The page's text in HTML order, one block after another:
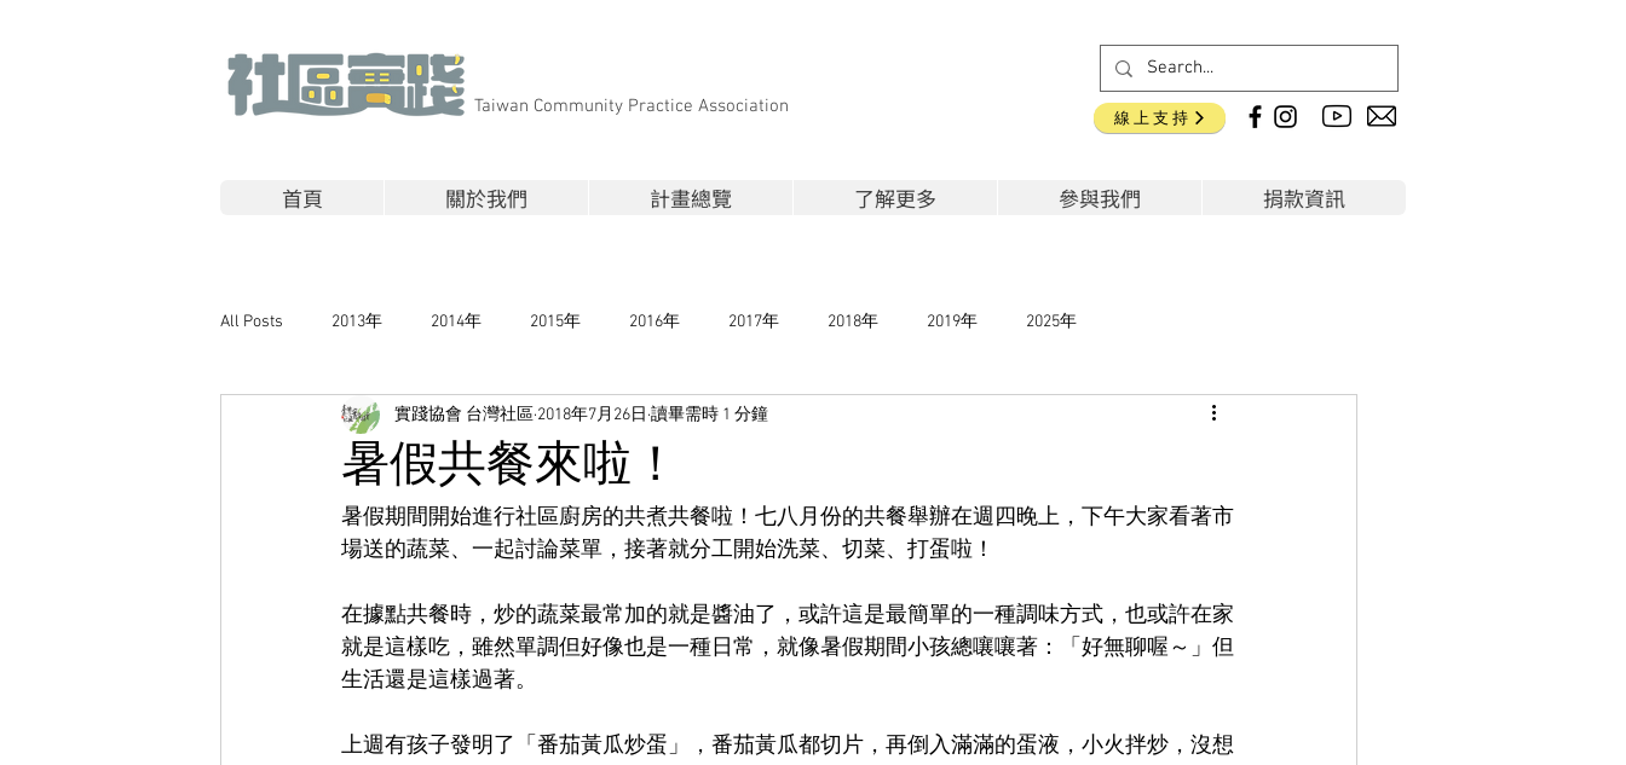
​Taiwan Community Practice Association 線上支持
首頁 關於我們 計畫總覽 了解更多 參與我們 捐款資訊
All Posts 2013年 2014年 2015年 2016年 2017年 2018年 2019年 2025年
暑假共餐來啦！
實踐協會 台灣社區 2018年7月26日 讀畢需時 1 分鐘
暑假期間開始進行社區廚房的共煮共餐啦！七八月份的共餐舉辦在週四晚上，下午大家看著市
場送的蔬菜、一起討論菜單，接著就分工開始洗菜、切菜、打蛋啦！
在據點共餐時，炒的蔬菜最常加的就是醬油了，或許這是最簡單的一種調味方式，也或許在家
就是這樣吃，雖然單調但好像也是一種日常，就像暑假期間小孩總嚷嚷著：「好無聊喔～」但
生活還是這樣過著。
上週有孩子發明了「番茄黃瓜炒蛋」，番茄黃瓜都切片，再倒入滿滿的蛋液，小火拌炒，沒想